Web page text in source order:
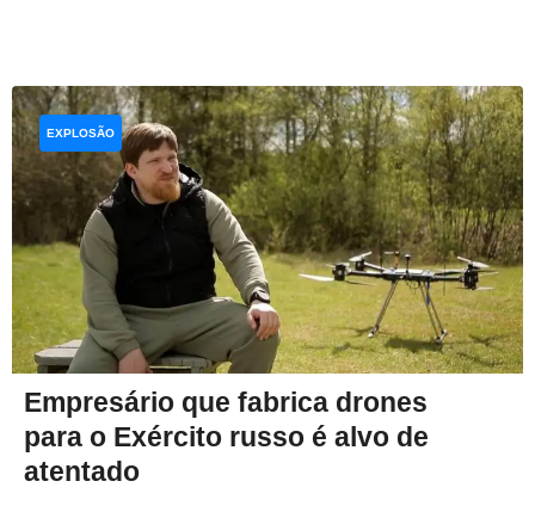
Empresário que fabrica drones
para o Exército russo é alvo de
atentado
EXPLOSÃO